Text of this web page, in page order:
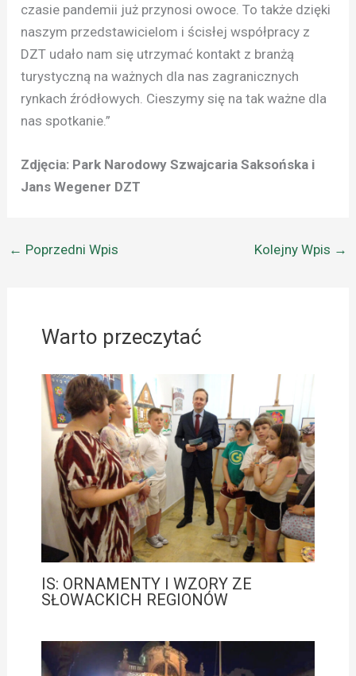
czasie pandemii już przynosi owoce. To także dzięki
naszym przedstawicielom i ścisłej współpracy z
DZT udało nam się utrzymać kontakt z branżą
turystyczną na ważnych dla nas zagranicznych
rynkach źródłowych. Cieszymy się na tak ważne dla
nas spotkanie.”
Zdjęcia: Park Narodowy Szwajcaria Saksońska i
Jans Wegener DZT
← Poprzedni Wpis Kolejny Wpis →
Warto przeczytać
IS: ORNAMENTY I WZORY ZE
SŁOWACKICH REGIONÓW